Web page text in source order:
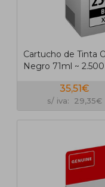
Cartucho de Tinta
Negro 71ml ~
35,51€
s/ iva: 29,35€